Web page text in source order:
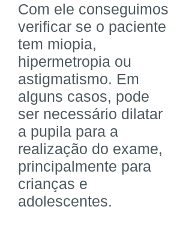
Com ele conseguimos
verificar se o paciente
tem miopia,
hipermetropia ou
astigmatismo. Em
alguns casos, pode
ser necessário dilatar
a pupila para a
realização do exame,
principalmente para
crianças e
adolescentes.